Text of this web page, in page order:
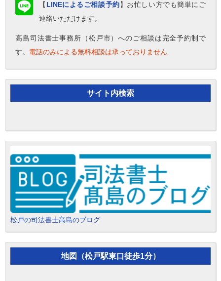
【 LINEによるご相談予約】お忙しい方でも簡単にご
連絡いただけます。
高島司法書士事務所（松戸市）へのご相談は完全予約制で
す。 電話のみによる無料相談は承っておりません
サイト内検索
松戸の司法書士高島のブログ
地図（松戸駅東口徒歩1分）